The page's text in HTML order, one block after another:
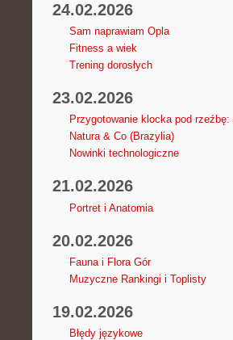
24.02.2026
Sam naprawiam Opla
Fitness a wiek
Trening dorosłych
23.02.2026
Przygotowanie klocka pod
Natura & Co (Brazylia)
Nowinki technologiczne
21.02.2026
Portret i Anatomia
20.02.2026
Fauna i Flora Gór
Muzyczne Rankingi i Toplisty
19.02.2026
Błędy językowe